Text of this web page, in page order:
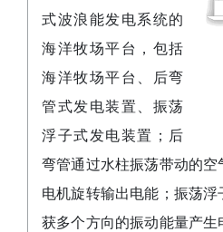
式波浪能发电系统的
海洋牧场平台，包括
海洋牧场平台、后弯
管式发电装置、振荡
浮子式发电装置；后
弯管通过水柱振荡带动的
电机旋转输出电能；振荡
获多个方向的振动能量产